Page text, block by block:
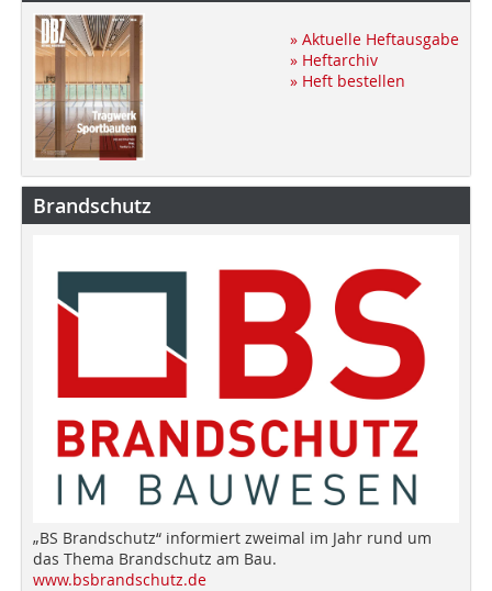
» Aktuelle Heftausgabe
» Heftarchiv
» Heft bestellen
Brandschutz
„BS Brandschutz“ informiert zweimal im Jahr rund um
das Thema Brandschutz am Bau.
www.bsbrandschutz.de